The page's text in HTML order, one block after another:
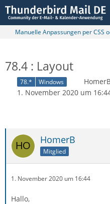
Manuelle Anpassungen per CSS
78.4 : Layout
78.* Windows
1. November 2020 um
HomerB
Mitglied
1. November 2020 um 16:44
Hallo,